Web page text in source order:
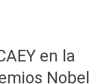
en la
Nobel